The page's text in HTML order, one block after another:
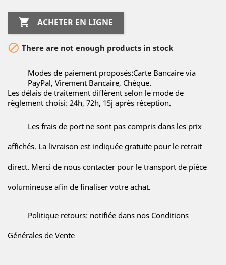
 ACHETER EN LIGNE
 There are not enough products in stock
Modes de paiement proposés:Carte Bancaire via
PayPal, Virement Bancaire, Chèque.
Les délais de traitement diffèrent selon le mode de
règlement choisi: 24h, 72h, 15j après réception.
Les frais de port ne sont pas compris dans les prix
affichés. La livraison est indiquée gratuite pour le retrait
direct. Merci de nous contacter pour le transport de pièce
volumineuse afin de finaliser votre achat.
Politique retours: notifiée dans nos Conditions
Générales de Vente